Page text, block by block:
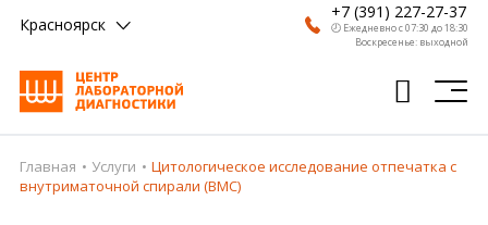
Красноярск
+7 (391) 227-27-37
🕗 Ежедневно с 07:30 до 18:30
Воскресенье: выходной
Главная
Главная Услуги
Цитологическое исследование отпечатка с
внутриматочной спирали (ВМС)